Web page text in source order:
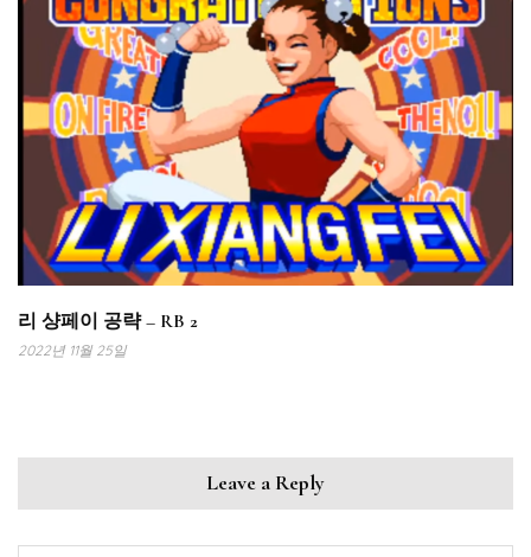
리 샹페이 공략 – RB 2
2022년 11월 25일
Leave a Reply